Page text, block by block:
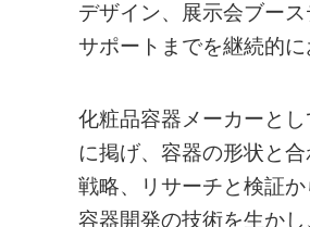
デザイン、展示会ブー
サポートまでを継続的に
化粧品容器メーカーと
に掲げ、容器の形状と
戦略、リサーチと検証
容器開発の技術を生か